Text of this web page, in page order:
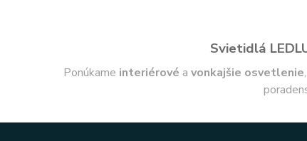
Svietidlá
Ponúkame interiérové a vonkajšie osvetlenie